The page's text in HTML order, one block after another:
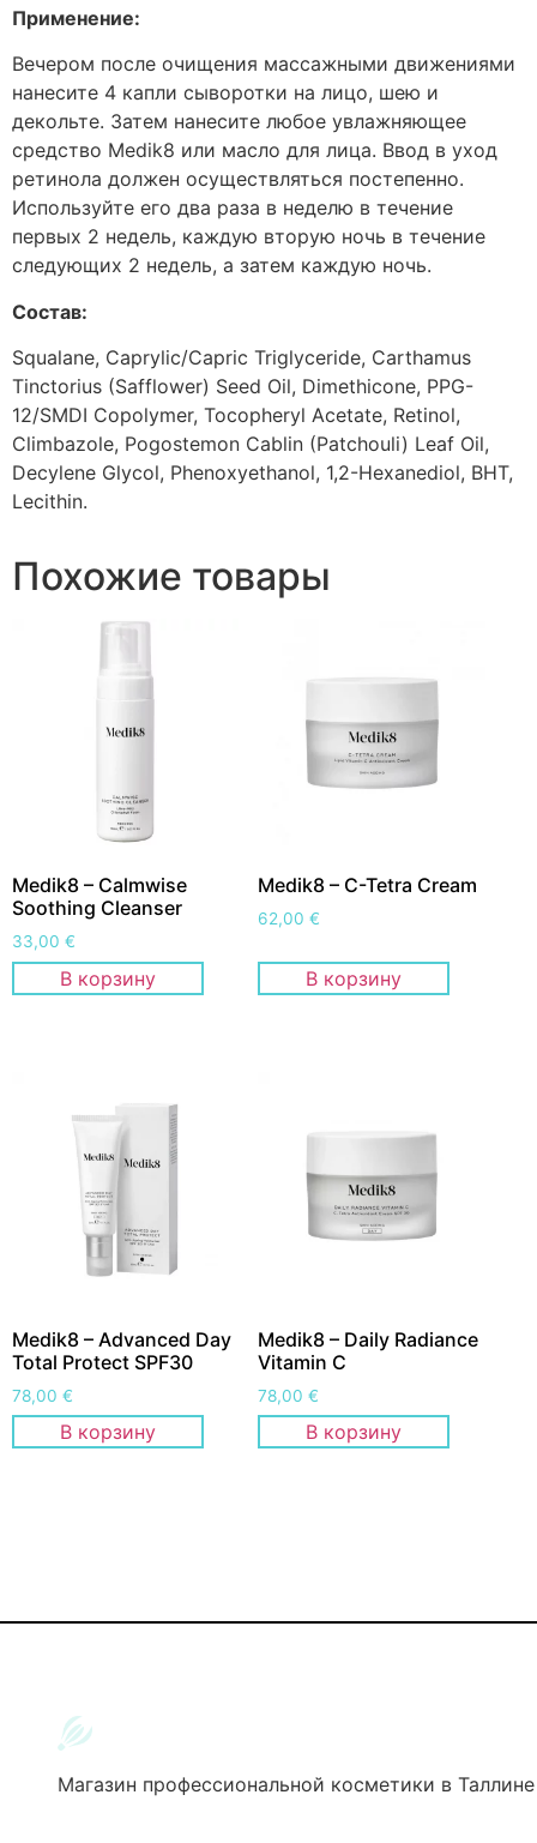
Применение:
Вечером после очищения массажными движениями
нанесите 4 капли сыворотки на лицо, шею и
декольте. Затем нанесите любое увлажняющее
средство Medik8 или масло для лица. Ввод в уход
ретинола должен осуществляться постепенно.
Используйте его два раза в неделю в течение
первых 2 недель, каждую вторую ночь в течение
следующих 2 недель, а затем каждую ночь.
Состав:
Squalane, Caprylic/Capric Triglyceride, Carthamus
Tinctorius (Safflower) Seed Oil, Dimethicone, PPG-
12/SMDI Copolymer, Tocopheryl Acetate, Retinol,
Climbazole, Pogostemon Cablin (Patchouli) Leaf Oil,
Decylene Glycol, Phenoxyethanol, 1,2-Hexanediol, BHT,
Lecithin.
Похожие товары
Medik8 – Calmwise
Soothing Cleanser
33,00 €
В корзину
Medik8 – C-Tetra Cream
62,00€
В корзину
Medik8 – Advanced Day
Total Protect SPF30
78,00 €
В корзину
Medik8 – Daily Radiance
Vitamin C
78,00€
В корзину
Магазин профессиональной косметики в Таллине